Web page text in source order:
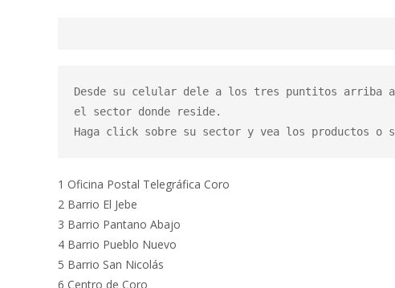
Desde su celular dele a los tres puntitos arriba
el sector donde reside.
Haga click sobre su sector y vea los productos o
1 Oficina Postal Telegráfica Coro
2 Barrio El Jebe
3 Barrio Pantano Abajo
4 Barrio Pueblo Nuevo
5 Barrio San Nicolás
6 Centro de Coro